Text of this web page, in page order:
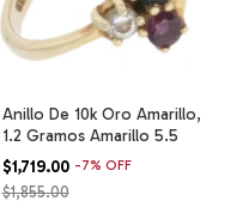
Anillo De 10k Oro Amarillo,
1.2 Gramos Amarillo 5.5
$1,719.00 -7% OFF
$1,855.00